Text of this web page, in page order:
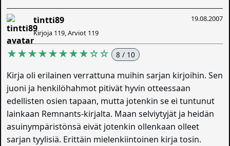
19.08.2007
tintti89
Kirjoja 119, Arviot 119
★★★★★★★★☆☆ 8 / 10
Kirja oli erilainen verrattuna muihin sarjan kirjoihin. Sen
juoni ja henkilöhahmot pitivät hyvin otteessaan
edellisten osien tapaan, mutta jotenkin se ei tuntunut
lainkaan Remnants-kirjalta. Maan selviytyjät ja heidän
asuinympäristönsä eivät jotenkin ollenkaan olleet
sarjan tyylisiä. Erittäin mielenkiintoinen kirja tosin.